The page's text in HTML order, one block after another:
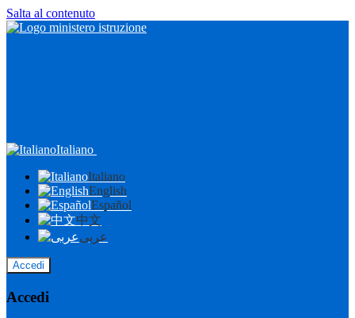
Salta al contenuto
Italiano
Italiano
English
Español
中文
عربى
Accedi
Accedi